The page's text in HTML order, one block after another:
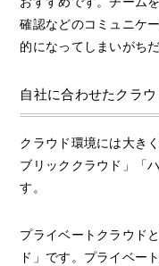
確認などのコミュニケ
的になってしまいがち
自社に合わせたクラ
クラウド環境には大き
ブリッククラウド」「
す。
プライベートクラウド
ド」です。プライベー